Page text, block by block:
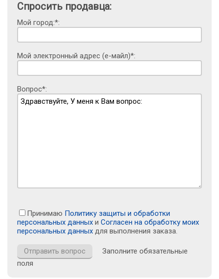
Спросить продавца:
Мой город:*:
Мой электронный адрес (е-майл)*:
Вопрос*:
Принимаю Политику защиты и обработки
персональных данных и Согласен на обработку моих
персональных данных для выполнения заказа.
Заполните обязательные
поля